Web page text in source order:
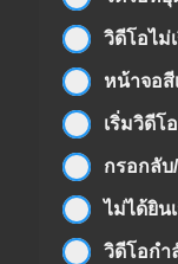
วิดีโอไม่
หน้าจอสี
เริ่มวิดีโ
กรอกลับ
ไม่ได้ยิน
วิดีโอกำ